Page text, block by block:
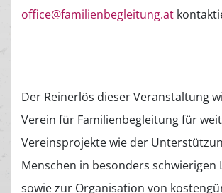
office@familienbegleitung.at
Der Reinerlös dieser Veranstaltung
Verein für Familienbegleitung für
Vereinsprojekte wie der
Menschen in besonders schwierigen
sowie zur Organisation von